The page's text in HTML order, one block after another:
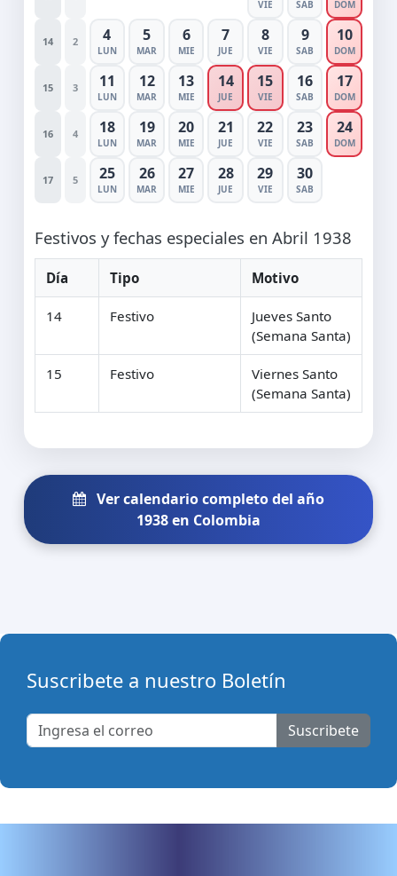
VIE SAB DOM
14 2 4
LUN
5
MAR
6
MIE
7
JUE
8
VIE
9
SAB
10
DOM
15 3 11
LUN
12
MAR
13
MIE
14
JUE
15
VIE
16
SAB
17
DOM
16 4 18
LUN
19
MAR
20
MIE
21
JUE
22
VIE
23
SAB
24
DOM
17 5 25
LUN
26
MAR
27
MIE
28
JUE
29
VIE
30
SAB
Festivos y fechas especiales en Abril 1938
Día Tipo Motivo
14 Festivo
Jueves Santo
(Semana Santa)
15 Festivo
Viernes Santo
(Semana Santa)
Ver calendario completo del año
1938 en Colombia
Suscribete a nuestro Boletín
Suscribete